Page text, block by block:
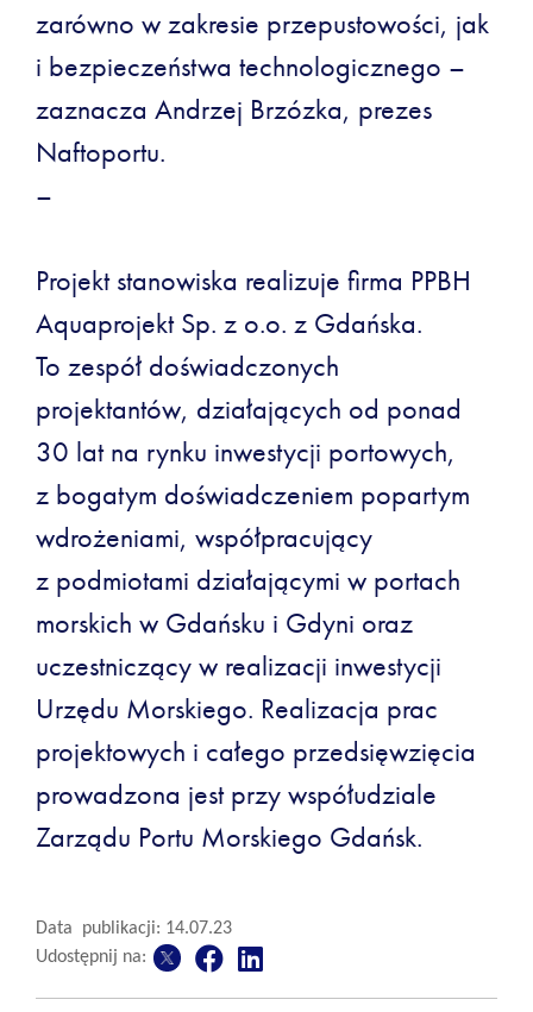
zarówno w zakresie przepustowości, jak
i bezpieczeństwa technologicznego –
zaznacza Andrzej Brzózka, prezes
Naftoportu.
–
Projekt stanowiska realizuje firma PPBH
Aquaprojekt Sp. z o.o. z Gdańska.
To zespół doświadczonych
projektantów, działających od ponad
30 lat na rynku inwestycji portowych,
z bogatym doświadczeniem popartym
wdrożeniami, współpracujący
z podmiotami działającymi w portach
morskich w Gdańsku i Gdyni oraz
uczestniczący w realizacji inwestycji
Urzędu Morskiego. Realizacja prac
projektowych i całego przedsięwzięcia
prowadzona jest przy współudziale
Zarządu Portu Morskiego Gdańsk.
Data publikacji: 14.07.23
Udostępnij na: